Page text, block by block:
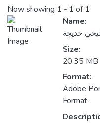
Now showing 1 - 1 of 1
Name:
Size:
20.35 MB
Format:
Adobe
Format